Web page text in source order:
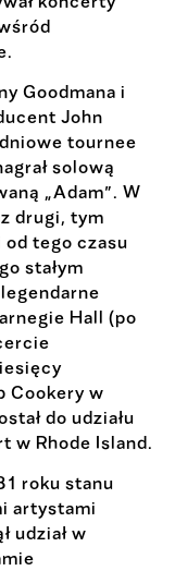
Goodmana i
John
tournee
solową
„Adam”. W
drugi, tym
tego czasu
stałym
Hall (po
Cookery w
do udziału
w Rhode Island.
roku stanu
artystami
udział w